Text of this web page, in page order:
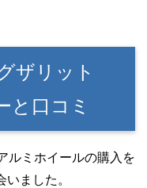
ザリット
と口コミ
ルミホイールの購入を
ました。